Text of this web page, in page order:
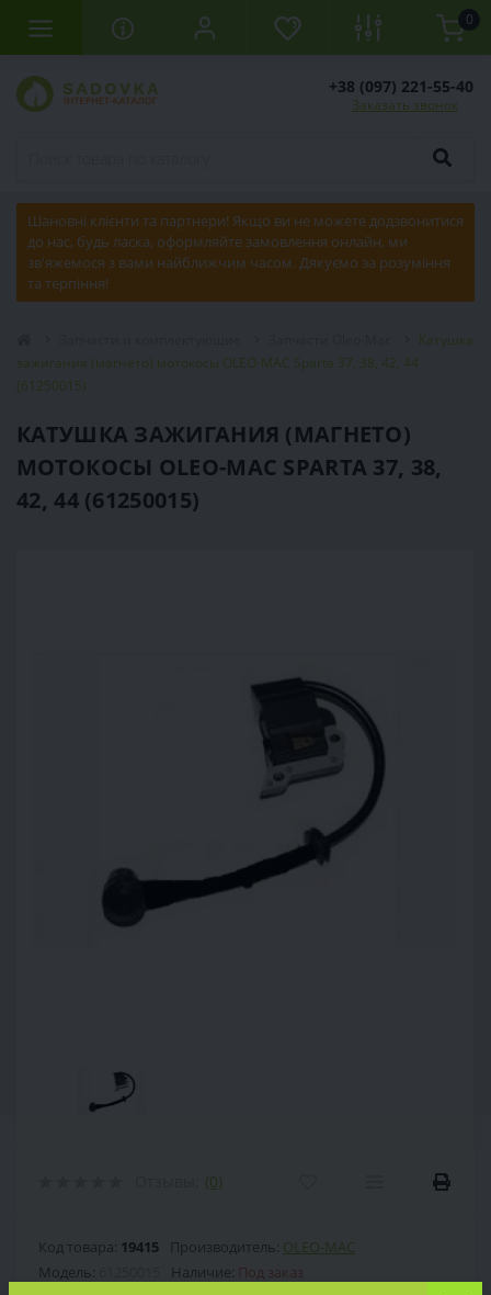
0
+38 (097) 221-55-40
Заказать звонок
Шановні клієнти та партнери! Якщо ви не можете додзвонитися
до нас, будь ласка, оформляйте замовлення онлайн, ми
зв'яжемося з вами найближчим часом. Дякуємо за розуміння
та терпіння!
Катушка
зажигания (магнето) мотокосы OLEO-MAC Sparta 37, 38, 42, 44
(61250015)
КАТУШКА ЗАЖИГАНИЯ (МАГНЕТО)
МОТОКОСЫ OLEO-MAC SPARTA 37, 38,
42, 44 (61250015)
(0)
Код товара: 19415 Производитель: OLEO-MAC
Модель:
Наличие: Под заказ